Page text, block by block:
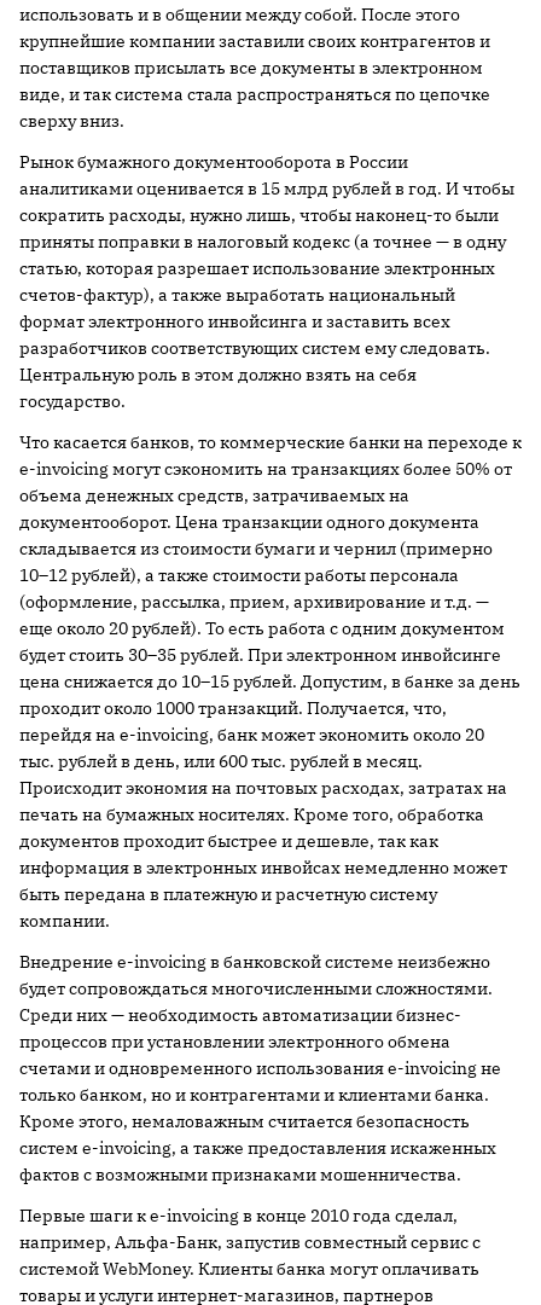
использовать и в общении между собой. После этого
крупнейшие компании заставили своих контрагентов и
поставщиков присылать все документы в электронном
виде, и так система стала распространяться по цепочке
сверху вниз.
Рынок бумажного документооборота в России
аналитиками оценивается в 15 млрд рублей в год. И чтобы
сократить расходы, нужно лишь, чтобы наконец-то были
приняты поправки в налоговый кодекс (а точнее — в одну
статью, которая разрешает использование электронных
счетов-фактур), а также выработать национальный
формат электронного инвойсинга и заставить всех
разработчиков соответствующих систем ему следовать.
Центральную роль в этом должно взять на себя
государство.
Что касается банков, то коммерческие банки на переходе к
е-invoicing могут сэкономить на транзакциях более 50% от
объема денежных средств, затрачиваемых на
документооборот. Цена транзакции одного документа
складывается из стоимости бумаги и чернил (примерно
10–12 рублей), а также стоимости работы персонала
(оформление, рассылка, прием, архивирование и т.д. —
еще около 20 рублей). То есть работа с одним документом
будет стоить 30–35 рублей. При электронном инвойсинге
цена снижается до 10–15 рублей. Допустим, в банке за день
проходит около 1000 транзакций. Получается, что,
перейдя на е-invoicing, банк может экономить около 20
тыс. рублей в день, или 600 тыс. рублей в месяц.
Происходит экономия на почтовых расходах, затратах на
печать на бумажных носителях. Кроме того, обработка
документов проходит быстрее и дешевле, так как
информация в электронных инвойсах немедленно может
быть передана в платежную и расчетную систему
компании.
Внедрение e-invoicing в банковской системе неизбежно
будет сопровождаться многочисленными сложностями.
Среди них — необходимость автоматизации бизнес-
процессов при установлении электронного обмена
счетами и одновременного использования e-invoicing не
только банком, но и контрагентами и клиентами банка.
Кроме этого, немаловажным считается безопасность
систем e-invoicing, а также предоставления искаженных
фактов с возможными признаками мошенничества.
Первые шаги к e-invoicing в конце 2010 года сделал,
например, Альфа-Банк, запустив совместный сервис с
системой WebMoney. Клиенты банка могут оплачивать
товары и услуги интернет-магазинов, партнеров